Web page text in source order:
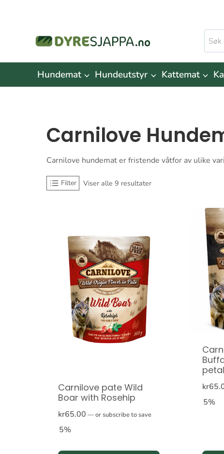
Søk
etter:
Hundemat Hundeutstyr Kattemat
Carnilove
Carnilove hundemat er fristende våtfor av ulike
Filter Viser alle 9 resultater
Carnilove pate Wild
Boar with Rosehip
kr65.00 —or subscribe to save
5%
kr
5%